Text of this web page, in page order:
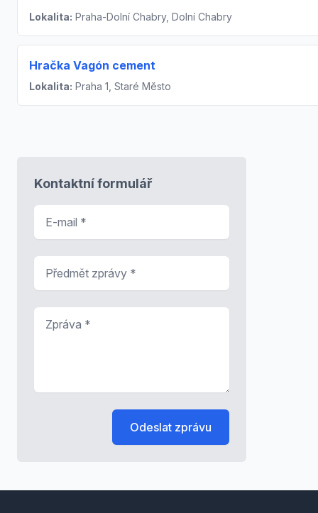
Lokalita: Praha-Dolní Chabry, Dolní Chabry
Hračka Vagón cement
Lokalita: Praha 1, Staré Město
Kontaktní formulář
Odeslat zprávu